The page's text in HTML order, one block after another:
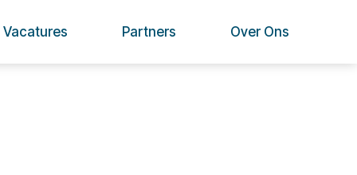
Vacatures Partners Over Ons